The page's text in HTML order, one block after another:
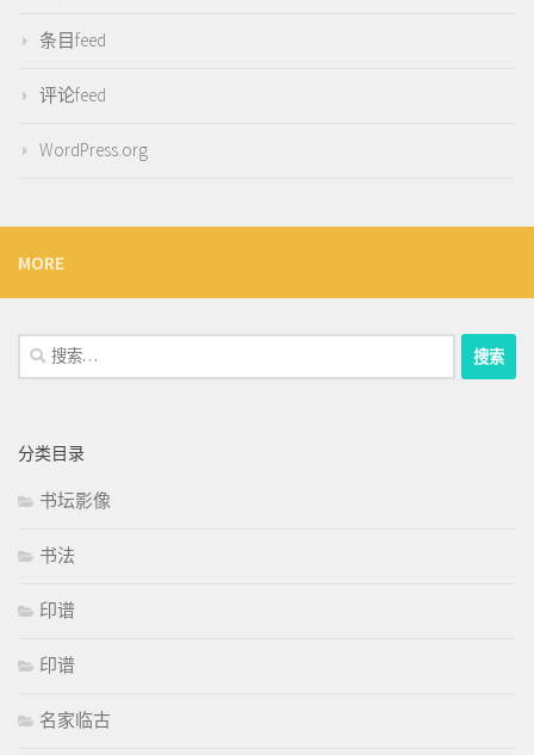
条目feed
评论feed
WordPress.org
MORE
搜
索：
分类目录
书坛影像
书法
印谱
印谱
名家临古